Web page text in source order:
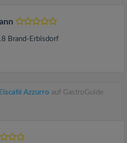
Brand-Erbisdorf
Eiscafé Azzurro auf GastroGuide